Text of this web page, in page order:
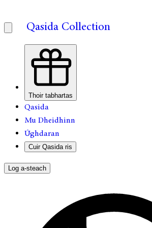
Qasida Collection
Thoir tabhartas
Qasida
Mu Dheidhinn
Úghdaran
Cuir Qasida ris
Log a-steach